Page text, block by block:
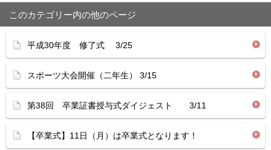
このカテゴリー内の他のページ
平成30年度 修了式 3/25
スポーツ大会開催（二年生） 3/15
第38回 卒業証書授与式ダイジェスト 3/11
【卒業式】11日（月）は卒業式となります！